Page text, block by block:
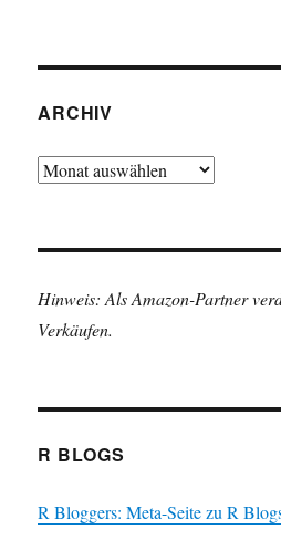
ARCHIV
Archiv
Hinweis: Als Amazon-Partner
Verkäufen.
R BLOGS
R Bloggers: Meta-Seite zu R